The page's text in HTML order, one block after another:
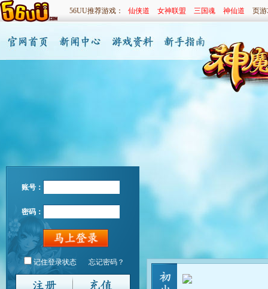
56UU推荐游戏： 仙侠道 女神联盟 三国魂 神仙道 页
账号：
密码：
记住登录状态 忘记密码？